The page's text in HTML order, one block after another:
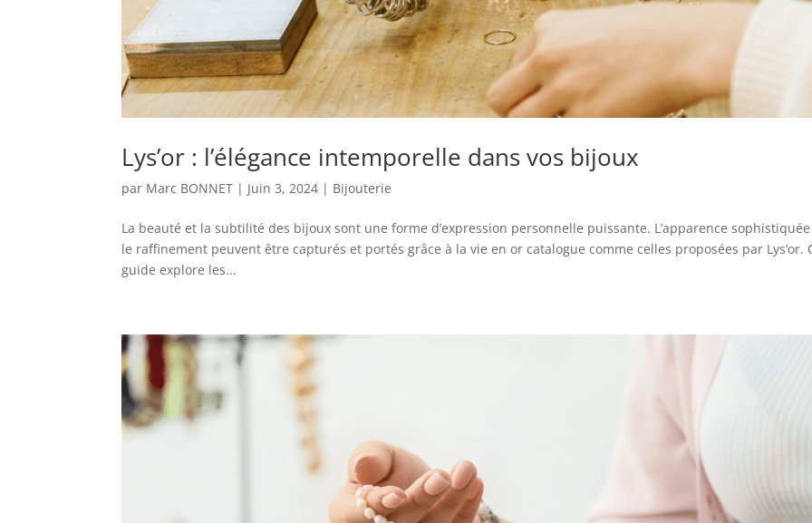
Lys’or : l’élégance intemporelle dans vos bijoux
par Marc BONNET | Juin 3, 2024 | Bijouterie
La beauté et la subtilité des bijoux sont une forme d’expression personnelle puissante. L’apparence
le raffinement peuvent être capturés et portés grâce à la vie en or catalogue comme celles proposées par Lys’or.
guide explore les...